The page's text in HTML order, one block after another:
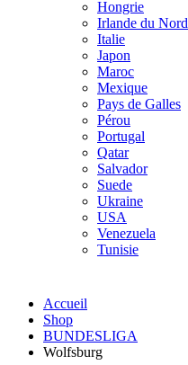
Hongrie
Irlande du Nord
Italie
Japon
Maroc
Mexique
Pays de Galles
Pérou
Portugal
Qatar
Salvador
Suede
Ukraine
USA
Venezuela
Tunisie
Accueil
Shop
BUNDESLIGA
Wolfsburg